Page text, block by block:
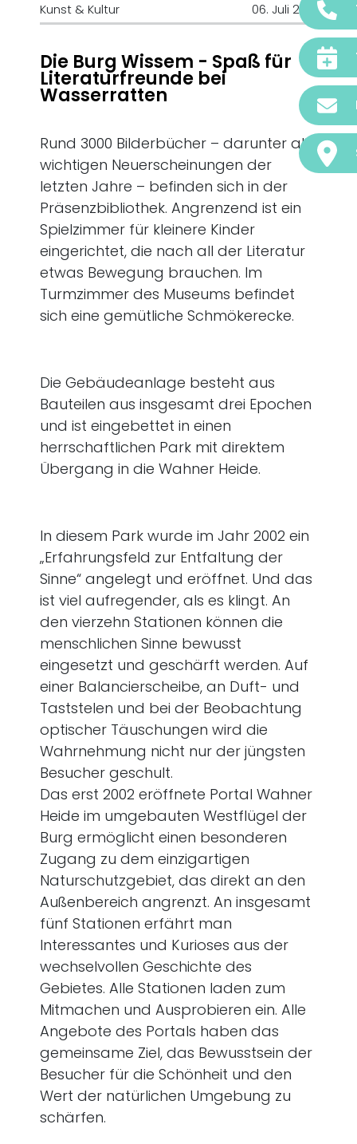
Kunst & Kultur 06. Juli 2016
Die Burg Wissem - Spaß für
Literaturfreunde bei
Wasserratten
Rund 3000 Bilderbücher – darunter alle
wichtigen Neuerscheinungen der
letzten Jahre – befinden sich in der
Präsenzbibliothek. Angrenzend ist ein
Spielzimmer für kleinere Kinder
eingerichtet, die nach all der Literatur
etwas Bewegung brauchen. Im
Turmzimmer des Museums befindet
sich eine gemütliche Schmökerecke.
Die Gebäudeanlage besteht aus
Bauteilen aus insgesamt drei Epochen
und ist eingebettet in einen
herrschaftlichen Park mit direktem
Übergang in die Wahner Heide.
In diesem Park wurde im Jahr 2002 ein
„Erfahrungsfeld zur Entfaltung der
Sinne“ angelegt und eröffnet. Und das
ist viel aufregender, als es klingt. An
den vierzehn Stationen können die
menschlichen Sinne bewusst
eingesetzt und geschärft werden. Auf
einer Balancierscheibe, an Duft- und
Taststelen und bei der Beobachtung
optischer Täuschungen wird die
Wahrnehmung nicht nur der jüngsten
Besucher geschult.
Das erst 2002 eröffnete Portal Wahner
Heide im umgebauten Westflügel der
Burg ermöglicht einen besonderen
Zugang zu dem einzigartigen
Naturschutzgebiet, das direkt an den
Außenbereich angrenzt. An insgesamt
fünf Stationen erfährt man
Interessantes und Kurioses aus der
wechselvollen Geschichte des
Gebietes. Alle Stationen laden zum
Mitmachen und Ausprobieren ein. Alle
Angebote des Portals haben das
gemeinsame Ziel, das Bewusstsein der
Besucher für die Schönheit und den
Wert der natürlichen Umgebung zu
schärfen.